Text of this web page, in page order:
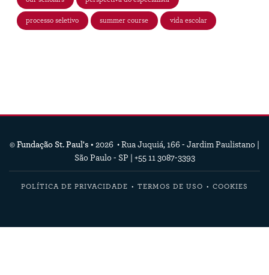
processo seletivo summer course vida escolar
© Fundação St. Paul's • 2026 • Rua Juquiá, 166 - Jardim Paulistano |
São Paulo - SP | +55 11 3087-3393
POLÍTICA DE PRIVACIDADE TERMOS DE USO COOKIES